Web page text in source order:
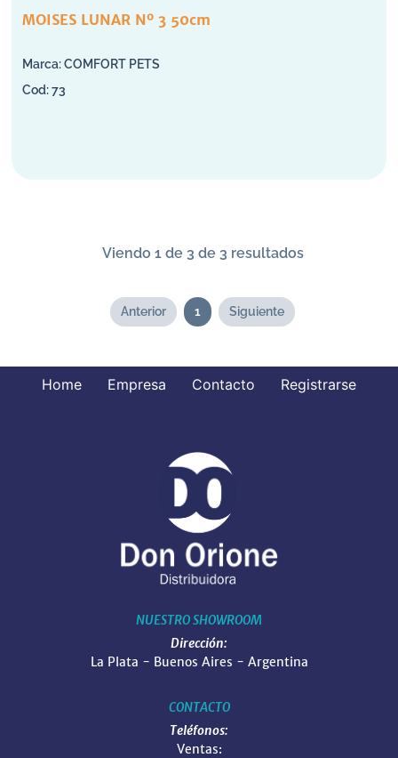
MOISES LUNAR Nº 3 50cm
COMFORT PETS
73
Viendo 1 de 3 de 3 resultados
Anterior 1 Siguiente
Home Empresa Contacto Registrarse
NUESTRO SHOWROOM
Dirección:
La Plata - Buenos Aires - Argentina
CONTACTO
Teléfonos:
Ventas: